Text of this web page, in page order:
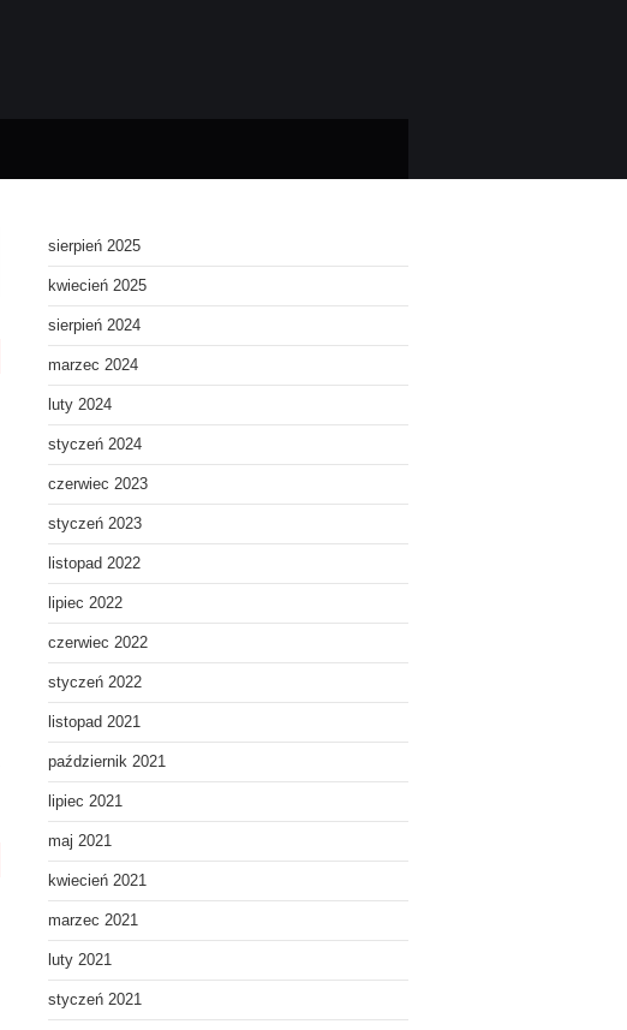
sierpień 2025
kwiecień 2025
sierpień 2024
marzec 2024
luty 2024
styczeń 2024
czerwiec 2023
styczeń 2023
listopad 2022
lipiec 2022
czerwiec 2022
styczeń 2022
listopad 2021
październik 2021
lipiec 2021
maj 2021
kwiecień 2021
marzec 2021
luty 2021
styczeń 2021